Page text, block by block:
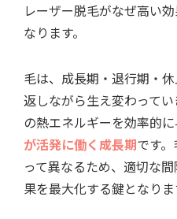
レーザー脱毛がなぜ高い
なります。
毛は、成長期・退行期・
返しながら生え変わって
の熱エネルギーを効率的に
が活発に働く成長期です
って異なるため、適切な
果を最大化する鍵となりま